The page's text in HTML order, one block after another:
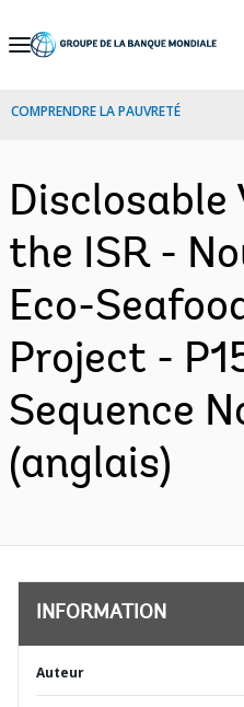
Skip
Navigation
COMPRENDRE LA PAUVRETÉ
Disclosable
the ISR -
Eco-
Project -
Sequence
(anglais)
INFORMATION
Auteur